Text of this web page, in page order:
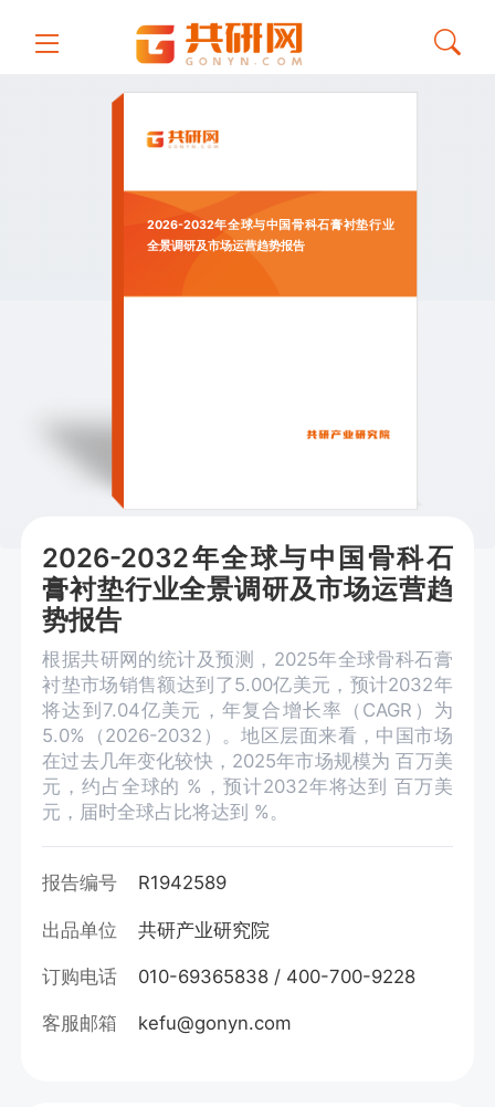
2026-2032年全球与中国骨科石膏衬垫行业
全景调研及市场运营趋势报告
2026-2032年全球与中国骨科石
膏衬垫行业全景调研及市场运营趋
势报告
根据共研网的统计及预测，2025年全球骨科石膏
衬垫市场销售额达到了5.00亿美元，预计2032年
将达到7.04亿美元，年复合增长率（CAGR）为
5.0%（2026-2032）。地区层面来看，中国市场
在过去几年变化较快，2025年市场规模为 百万美
元，约占全球的 %，预计2032年将达到 百万美
元，届时全球占比将达到 %。
报告编号 R1942589
出品单位 共研产业研究院
订购电话 010-69365838 / 400-700-9228
客服邮箱 kefu@gonyn.com